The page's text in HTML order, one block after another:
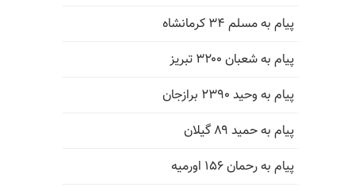
پیام به مسلم ۳۴ کرمانشاه
پیام به شعبان ۳۲۰۰ تبریز
پیام به وحید ۲۳۹۰ برازجان
پیام به حمید ۸۹ گیلان
پیام به رحمان ۱۵۶ اورمیه